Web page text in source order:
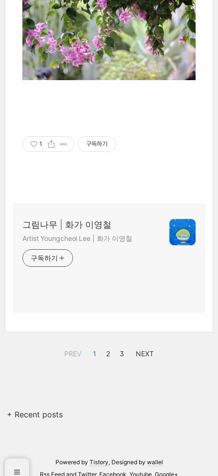
1 구독하기
그림나무 | 화가 이영철
Artist Youngcheol Lee | 화가 이영철
구독하기
PREV 1 2 3 NEXT
+ Recent posts
Powered by Tistory, Designed by wallel
Rss Feed and Twitter, Facebook, Youtube, Google+